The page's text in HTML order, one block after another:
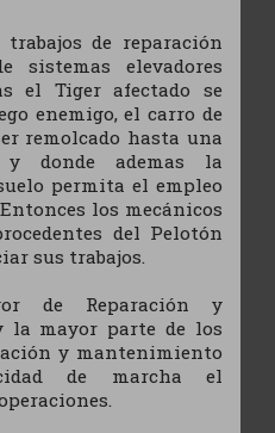
de reparación
sistemas elevadores
el Tiger afectado se
enemigo, el carro de
remolcado hasta una
y donde ademas la
permita el empleo
los mecánicos
del Pelotón
sus trabajos.
de Reparación y
la mayor parte de los
y mantenimiento
de marcha el